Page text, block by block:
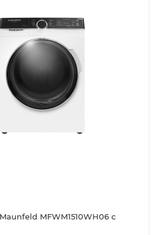
MFWM1510WH06 c